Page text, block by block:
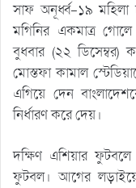
সাফ অনূর্ধ্ব-১৯ মহিলা
মগিনির একমাত্র
বুধবার (২২ ডিসেম্বর)
মোস্তফা কামাল
এগিয়ে দেন
নির্ধারণ করে দেয়।
দক্ষিণ এশিয়ার ফুটবলে
ফুটবল। আগের লড়াইয়ে